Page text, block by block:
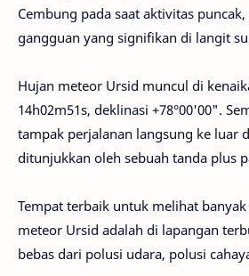
Cembung pada saat aktivitas
gangguan yang signifikan di langit
Hujan meteor Ursid muncul di
14h02m51s, deklinasi +78°00'00".
tampak perjalanan langsung ke luar
ditunjukkan oleh sebuah tanda plus
Tempat terbaik untuk melihat
meteor Ursid adalah di lapangan
bebas dari polusi udara, polusi